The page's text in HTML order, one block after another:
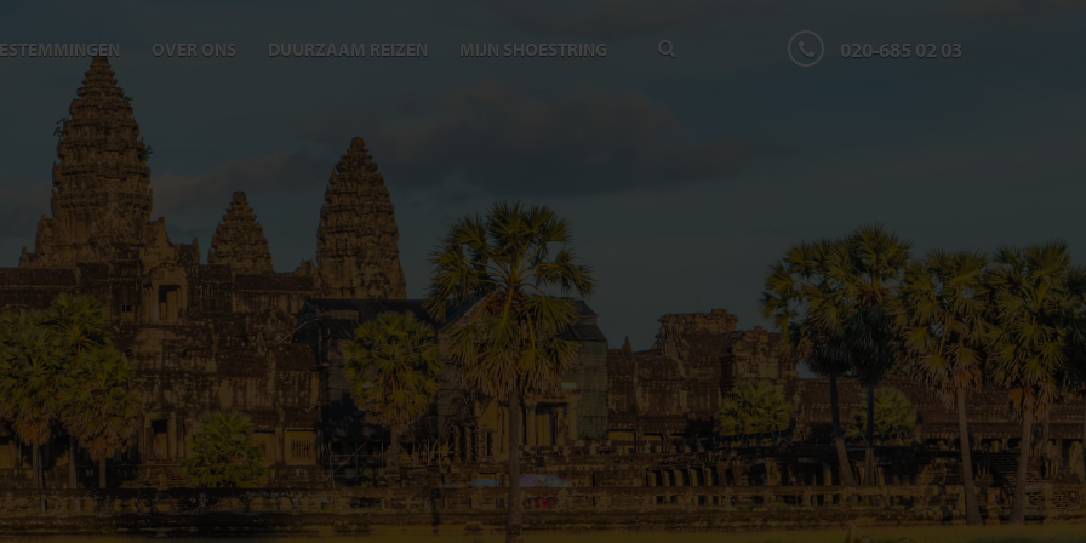
OVER ONS DUURZAAM REIZEN MIJN SHOESTRING 020-685 02 03